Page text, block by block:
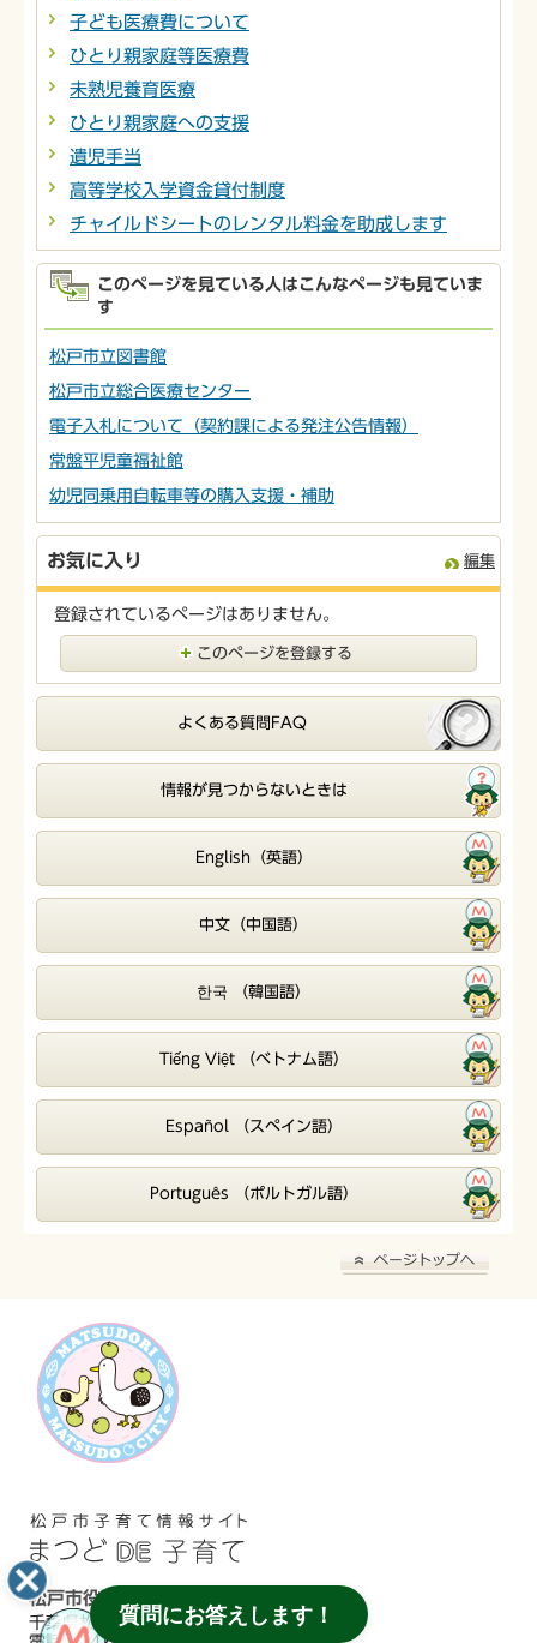
子ども医療費について
ひとり親家庭等医療費
未熟児養育医療
ひとり親家庭への支援
遺児手当
高等学校入学資金貸付制度
チャイルドシートのレンタル料金を助成します
このページを見ている人はこんなページも見ていま
す
松戸市立図書館
松戸市立総合医療センター
電子入札について（契約課による発注公告情報）
常盤平児童福祉館
幼児同乗用自転車等の購入支援・補助
お気に入り 編集
登録されているページはありません。
このページを登録する
よくある質問FAQ
情報が見つからないときは
English（英語）
中文（中国語）
한국 （韓国語）
Tiếng Việt （ベトナム語）
Español （スペイン語）
Português （ポルトガル語）
松戸市役所
千葉県松戸市根本387番地の5
質問にお答えします！